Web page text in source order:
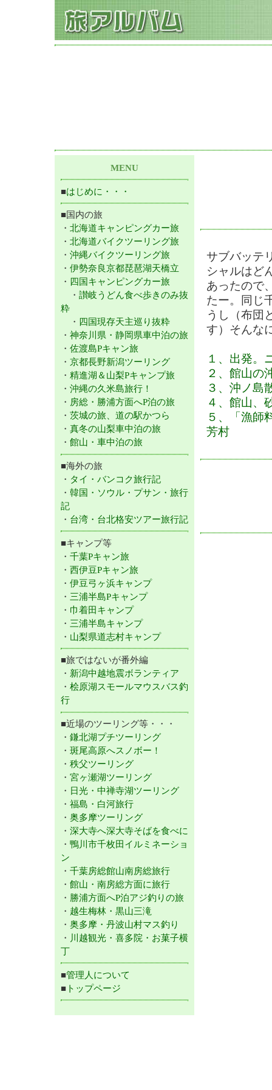
MENU
■はじめに・・・
■国内の旅
・ 北海道キャンピングカー旅
・ 北海道バイクツーリング旅
・ 沖縄バイクツーリング旅
・ 伊勢奈良京都琵琶湖天橋立
・ 四国キャンピングカー旅
・ 讃岐うどん食べ歩きのみ抜
粋
・ 四国現存天主巡り抜粋
・ 神奈川県・静岡県車中泊の旅
・ 佐渡島Pキャン旅
・ 京都長野新潟ツーリング
・ 精進湖＆山梨Pキャンプ旅
・ 沖縄の久米島旅行！
・ 房総・勝浦方面へP泊の旅
・ 茨城の旅、道の駅かつら
・ 真冬の山梨車中泊の旅
・ 館山・車中泊の旅
■海外の旅
・ タイ・バンコク旅行記
・ 韓国・ソウル・プサン・旅行
記
・ 台湾・台北格安ツアー旅行記
■キャンプ等
・ 千葉Pキャン旅
・ 西伊豆Pキャン旅
・ 伊豆弓ヶ浜キャンプ
・ 三浦半島Pキャンプ
・ 巾着田キャンプ
・ 三浦半島キャンプ
・ 山梨県道志村キャンプ
■旅ではないが番外編
・ 新潟中越地震ボランティア
・ 桧原湖スモールマウスバス釣
行
■近場のツーリング等・・・
・ 鎌北湖プチツーリング
・ 斑尾高原へスノボー！
・ 秩父ツーリング
・ 宮ヶ瀬湖ツーリング
・ 日光・中禅寺湖ツーリング
・ 福島・白河旅行
・ 奥多摩ツーリング
・ 深大寺へ深大寺そばを食べに
・ 鴨川市千枚田イルミネーショ
ン
・ 千葉房総館山南房総旅行
・ 館山・南房総方面に旅行
・ 勝浦方面へP泊アジ釣りの旅
・ 越生梅林・黒山三滝
・ 奥多摩・丹波山村マス釣り
・ 川越観光・喜多院・お菓子横
丁
■管理人について
■ トップページ
サブバッテ
シャルはど
あったので
たー。同じ
うし（布団
す）そんな
１、出発。
２、館山の
３、沖ノ島
４、館山、
５、「漁師
芳村